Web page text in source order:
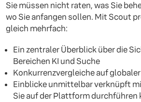
Sie müssen nicht raten, was Sie
wo Sie anfangen sollen. Mit Scout
gleich mehrfach:
Ein zentraler Überblick über die
Bereichen KI und Suche
Konkurrenzvergleiche auf
Einblicke unmittelbar verknüpft
Sie auf der Plattform durchführen